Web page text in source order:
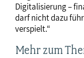
Digitalisierung –
darf nicht dazu
verspielt.“
Mehr zum